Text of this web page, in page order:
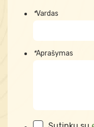
*Vardas
*Aprašymas